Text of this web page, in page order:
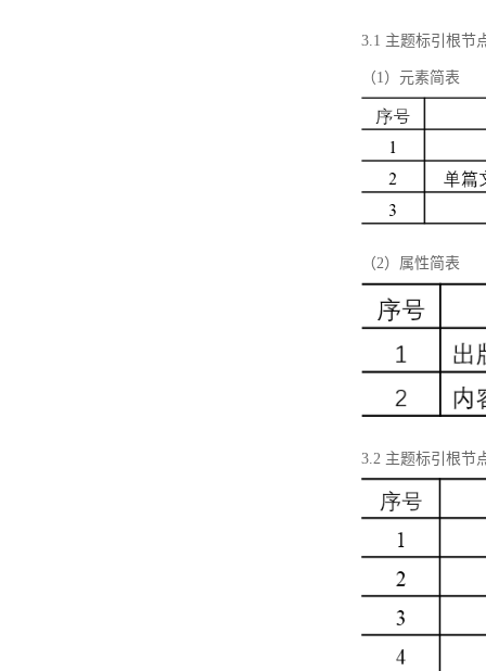
3.1 主题标引根节
（1）元素简表
（2）属性简表
3.2 主题标引根节